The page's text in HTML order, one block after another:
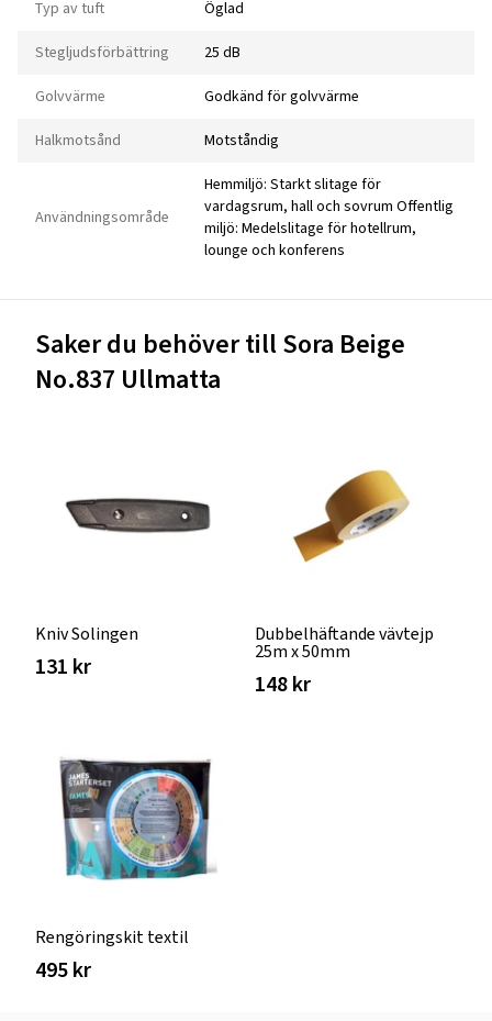
Typ av tuft Öglad
Stegljudsförbättring 25 dB
Golvvärme Godkänd för golvvärme
Halkmotsånd Motståndig
Användningsområde
Hemmiljö: Starkt slitage för
vardagsrum, hall och sovrum Offentlig
miljö: Medelslitage för hotellrum,
lounge och konferens
Saker du behöver till Sora Beige
No.837 Ullmatta
Kniv Solingen
131 kr
Dubbelhäftande vävtejp
25m x 50mm
148 kr
Rengöringskit textil
495 kr